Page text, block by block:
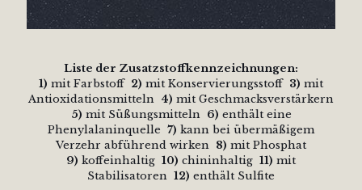
Liste der Zusatzstoffkennzeichnungen:
1) mit Farbstoff 2) mit Konservierungsstoff 3) mit
Antioxidationsmitteln 4) mit Geschmacksverstärkern
5) mit Süßungsmitteln 6) enthält eine
Phenylalaninquelle 7) kann bei übermäßigem
Verzehr abführend wirken 8) mit Phosphat
9) koffeinhaltig 10) chininhaltig 11) mit
Stabilisatoren 12) enthält Sulfite